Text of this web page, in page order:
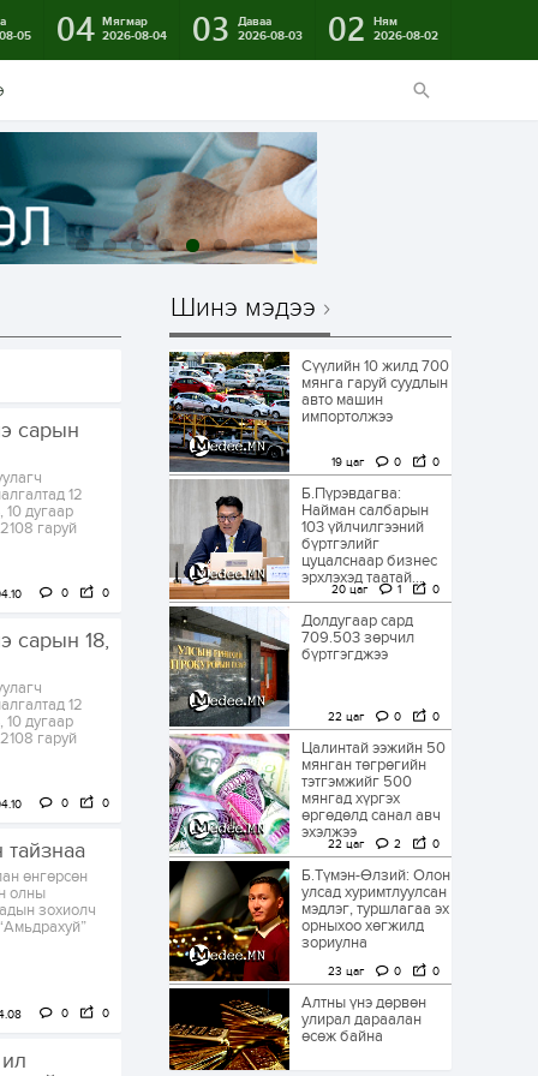
05
04 Мягмар
2026-08-04
03
Даваа
2026-08-03
02
Ням
2026-08-02
сарын
12
10 дугаар
гаруй
0 0
сарын 18,
12
10 дугаар
гаруй
0 0
өнгөрсөн
олны
зохиолч
0 0
Шинэ мэдээ
Сүүлийн 10 жилд 700
мянга гаруй суудлын
авто машин
импортолжээ
19 цаг 0 0
Б.Пүрэвдагва:
Найман салбарын
103 үйлчилгээний
бүртгэлийг
цуцалснаар бизнес
эрхлэхэд таатай...
20 цаг 1 0
Долдугаар сард
709.503 зөрчил
бүртгэгджээ
22 цаг 0 0
Цалинтай ээжийн 50
мянган төгрөгийн
тэтгэмжийг 500
мянгад хүргэх
өргөдөлд санал авч
эхэлжээ
22 цаг 2 0
Б.Түмэн-Өлзий: Олон
улсад хуримтлуулсан
мэдлэг, туршлагаа эх
орныхоо хөгжилд
зориулна
23 цаг 0 0
Алтны үнэ дөрвөн
улирал дараалан
өсөж байна